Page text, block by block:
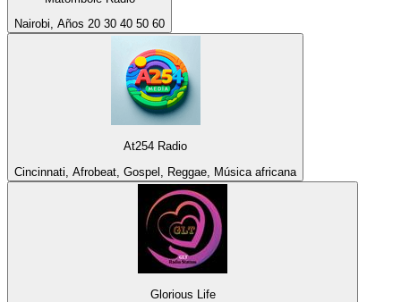
Nairobi, Años 20 30 40 50 60
At254 Radio
Cincinnati, Afrobeat, Gospel, Reggae, Música africana
Glorious Life